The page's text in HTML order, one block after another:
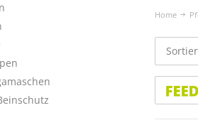
Home